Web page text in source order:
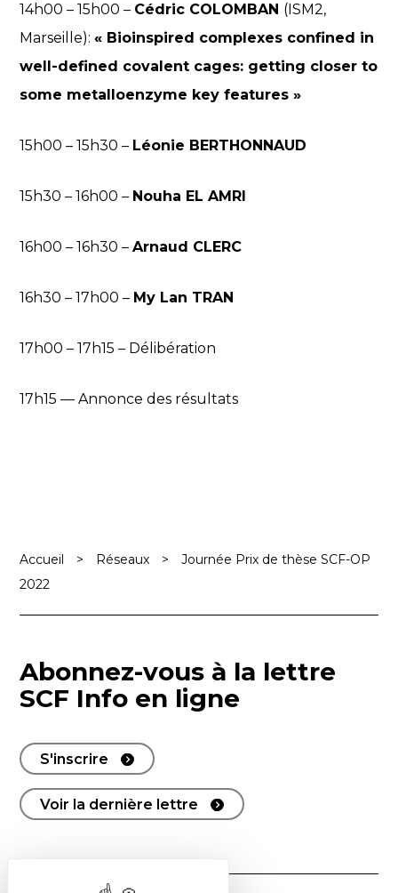
14h00 – 15h00 – Cédric COLOMBAN (ISM2,
Marseille):« Bioinspired complexes confined in
well-defined covalent cages: getting closer to
some metalloenzyme key features »
15h00 – 15h30 – Léonie BERTHONNAUD
15h30 – 16h00 – Nouha EL AMRI
16h00 – 16h30 –Arnaud CLERC
16h30 – 17h00 – My Lan TRAN
17h00 – 17h15 – Délibération
17h15 — Annonce des résultats
Accueil > Réseaux >
Journée Prix de thèse SCF-OP
2022
Abonnez-vous à la lettre
SCF Info en ligne
S'inscrire
Voir la dernière lettre